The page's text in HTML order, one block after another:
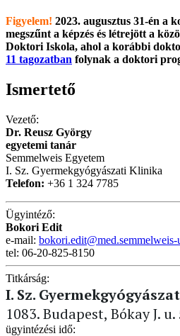
Figyelem! 2023. augusztus 31-én a
megszűnt a képzés és létrejött a
Doktori Iskola, ahol a korábbi
11 tagozatban folynak a doktori
Ismertető
Vezető:
Dr. Reusz György
egyetemi tanár
Semmelweis Egyetem
I. Sz. Gyermekgyógyászati Klinika
Telefon: +36 1 324 7785
Ügyintéző:
Bokori Edit
e-mail: bokori.edit@med.semmelweis-
tel: 06-20-825-8150
Titkárság:
I. Sz.
1083. Budapest, Bókay J.
ügyintézési idő: